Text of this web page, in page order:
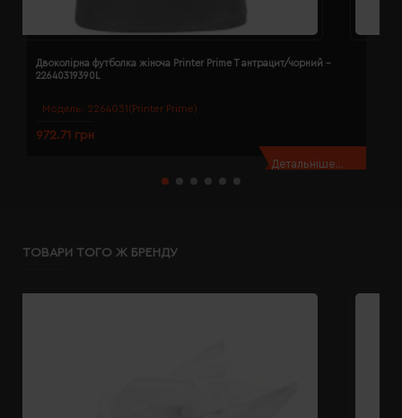
Модель: 2264031(Printer Prime)
Двоколірна футболка жіноча Printer Prime T антрацит/чорний -
22640319390L
972.71 грн
Детальніше...
ТОВАРИ ТОГО Ж БРЕНДУ